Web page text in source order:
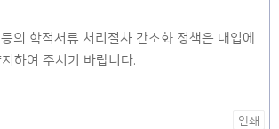
의 학적서류 처리절차 간소화 정책은 대입에
하여 주시기 바랍니다.
인쇄